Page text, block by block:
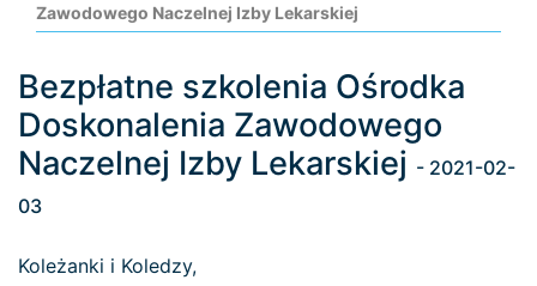
Zawodowego Naczelnej Izby Lekarskiej
Loading...
Bezpłatne szkolenia Ośrodka
Doskonalenia Zawodowego
Naczelnej Izby Lekarskiej - 2021-02-
03
Koleżanki i Koledzy,